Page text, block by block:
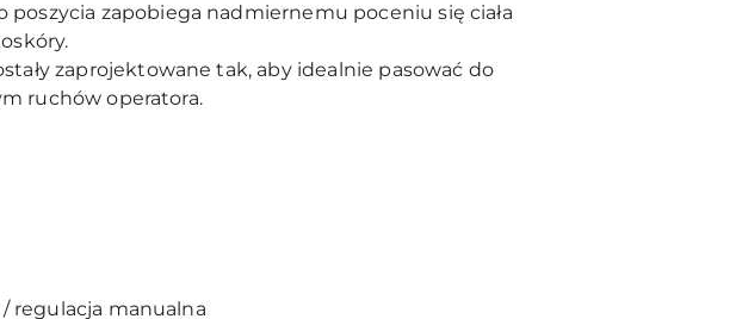
zapobiega nadmiernemu poceniu się ciała
zaprojektowane tak, aby idealnie pasować do
ruchów operatora.
regulacja manualna